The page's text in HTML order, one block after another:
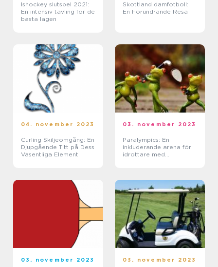
Ishockey slutspel 2021:
En intensiv tävling för de
bästa lagen
Skottland damfotboll:
En Förundrande Resa
04. november 2023
Curling Skiljeomgång: En
Djupgående Titt på Dess
Väsentliga Element
03. november 2023
Paralympics: En
inkluderande arena för
idrottare med
03. november 2023 03. november 2023